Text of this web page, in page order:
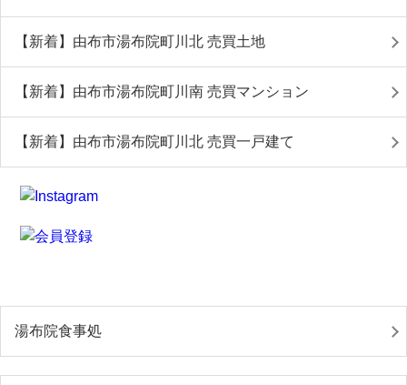
【新着】由布市湯布院町川北 売買土地
【新着】由布市湯布院町川南 売買マンション
【新着】由布市湯布院町川北 売買一戸建て
湯布院食事処